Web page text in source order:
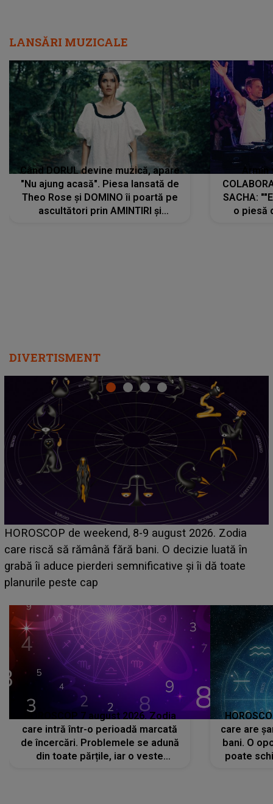
LANSĂRI MUZICALE
Când DORUL devine muzică, apare
"Nu ajung acasă". Piesa lansată de
Theo Rose și DOMINO îi poartă pe
ascultători prin AMINTIRI și
SACHA:
o piesă
DIVERTISMENT
Emanuel a ținut ACEST DETALIU ASCUNS până
acum! În fața Alexandrei, concurentul din Casa Iubirii
face o MĂRTURISIRE NEAȘTEPTATĂ despre mama
sa: "I-am spus și ei în față, eu nu te iubesc pentru
HOROSCOP 7 august 2026. Zodia
care intră într-o perioadă marcată
de încercări. Problemele se adună
din toate părțile, iar o veste
care are
bani. O
poate